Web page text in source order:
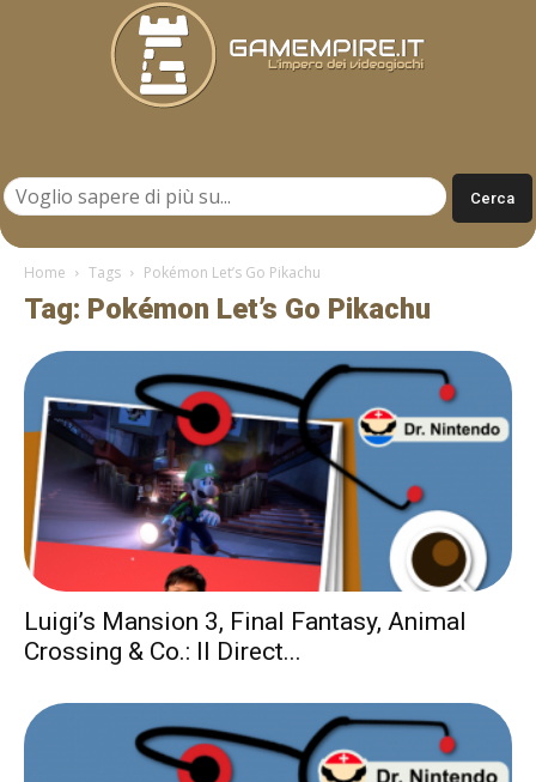
Home Tags Pokémon Let’s Go Pikachu
Tag: Pokémon Let’s Go Pikachu
Luigi’s Mansion 3, Final Fantasy, Animal
Crossing & Co.: Il Direct...